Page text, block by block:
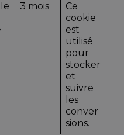
3 mois
Ce
cookie
est
utilisé
pour
stocker
et
suivre
les
conver
sions.